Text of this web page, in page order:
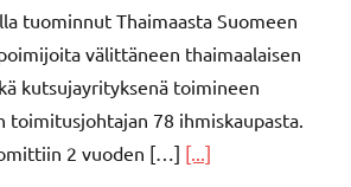
tuominnut Thaimaasta Suomeen
välittäneen thaimaalaisen
kutsujayrityksenä toimineen
toimitusjohtajan 78 ihmiskaupasta.
2 vuoden […] [...]